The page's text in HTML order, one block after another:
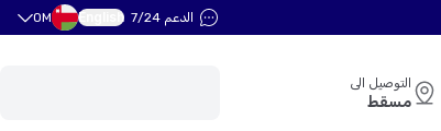
الدعم 7/24 English
OM
التوصيل الى
مسقط